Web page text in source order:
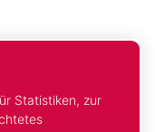
Statistiken, zur